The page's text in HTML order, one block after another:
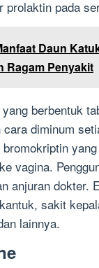
prolaktin pada
Daun
Ragam Penyakit
berbentuk
diminum
vagina.
anjuran dokter.
sakit
lainnya.